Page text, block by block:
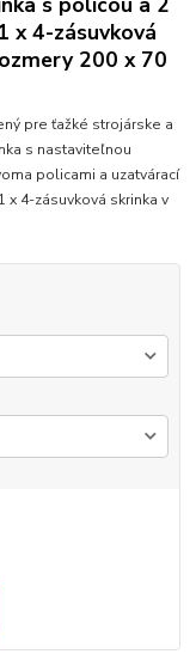
x 4-zásuvková
200 x 70
pre ťažké strojárske a
s nastaviteľnou
policami a uzatvárací
4-zásuvková skrinka v